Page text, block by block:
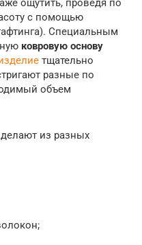
ощутить, проведя по
с помощью
Специальным
ковровую основу
тщательно
разные по
объем
из разных